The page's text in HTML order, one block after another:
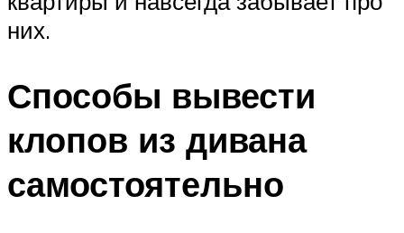
них.
Способы вывести
клопов из дивана
самостоятельно